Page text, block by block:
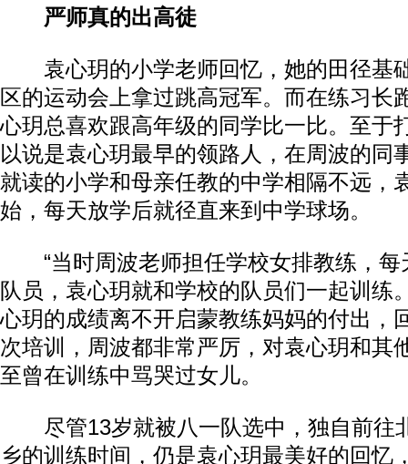
严师真的出高徒
袁心玥的小学老师回忆，她的田径基
区的运动会上拿过跳高冠军。而在练习长
心玥总喜欢跟高年级的同学比一比。至于
以说是袁心玥最早的领路人，在周波的同
就读的小学和母亲任教的中学相隔不远，
始，每天放学后就径直来到中学球场。
“当时周波老师担任学校女排教练，每
队员，袁心玥就和学校的队员们一起训练
心玥的成绩离不开启蒙教练妈妈的付出，
次培训，周波都非常严厉，对袁心玥和其
至曾在训练中骂哭过女儿。
尽管13岁就被八一队选中，独自前往
乡的训练时间，仍是袁心玥最美好的回忆